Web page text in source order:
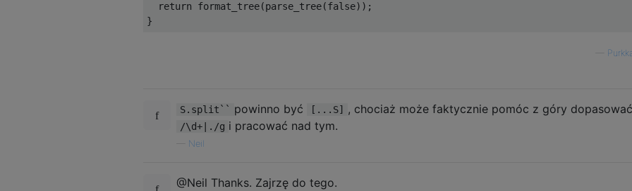
return format_tree(parse_tree(false));
}
S.split`` powinno być [...S] , chociaż może faktycznie pomóc z góry dopasować
/\d+|./g i pracować nad tym.
Neil
@Neil Thanks. Zajrzę do tego.